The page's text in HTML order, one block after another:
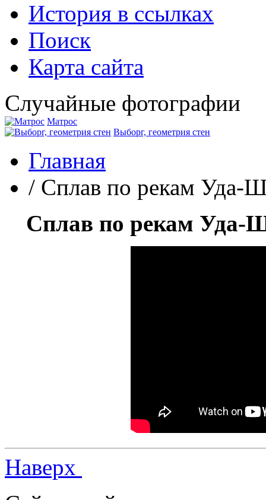
История в ссылках
Поиск
Карта сайта
Случайные фотографии
Матрос
Выборг, геометрия стен
Главная
/ Сплав по рекам Уда-
Сплав по рекам Уда-
Наверх